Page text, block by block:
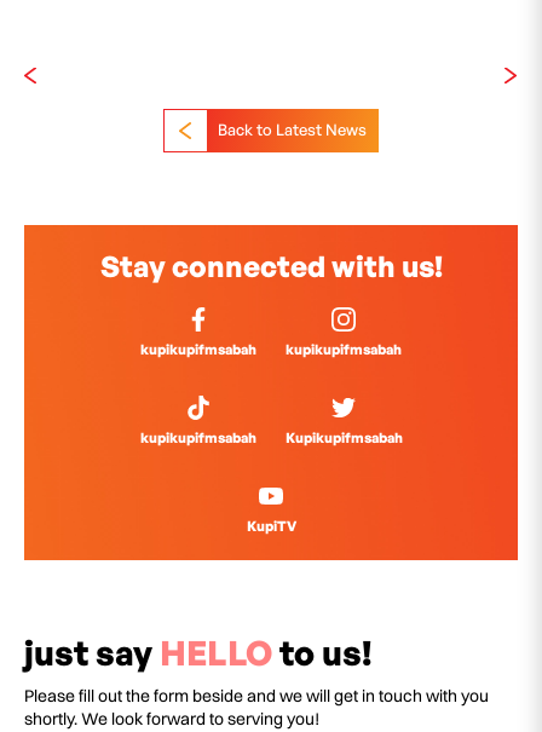
Back to Latest News
Stay connected with us!
kupikupifmsabah kupikupifmsabah
kupikupifmsabah Kupikupifmsabah
KupiTV
just say HELLOto us!
Please fill out the form beside and we will get in touch with you
shortly. We look forward to serving you!